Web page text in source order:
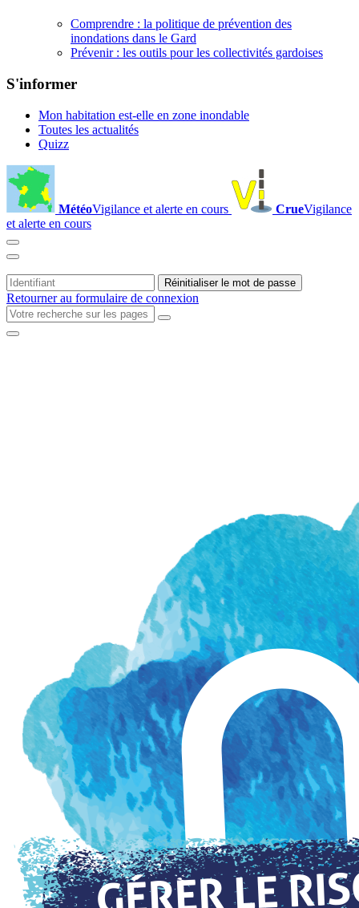
Comprendre : la politique de prévention des
inondations dans le Gard
Prévenir : les outils pour les collectivités gardoises
S'informer
Mon habitation est-elle en zone inondable
Toutes les actualités
Quizz
MétéoVigilance et alerte en cours CrueVigilance
et alerte en cours
Retourner au formulaire de connexion